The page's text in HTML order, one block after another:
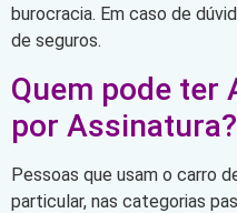
burocracia. Em caso de
de seguros.
Quem pode ter
por Assinatura?
Pessoas que usam o carro
particular, nas categorias